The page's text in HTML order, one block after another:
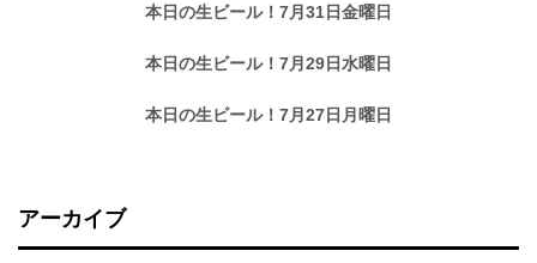
本日の生ビール！7月31日金曜日
本日の生ビール！7月29日水曜日
本日の生ビール！7月27日月曜日
アーカイブ